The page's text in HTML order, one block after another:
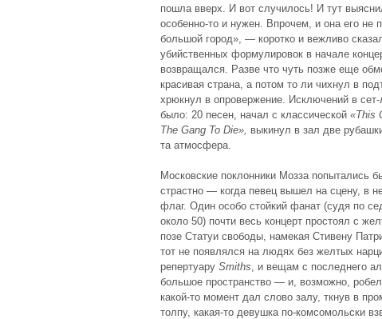
пошла вверх. И вот случилось! И тут
особенно-то и нужен. Впрочем, и она его не
большой город», — коротко и вежливо
убийственных формулировок в начале
возвращался. Разве что чуть позже еще
красивая страна, а потом то ли чихнул в
хрюкнул в опровержение. Исключений в
было: 20 песен, начал с классической «This
The Gang To Die», выкинул в зал две
та атмосфера.
Московские поклонники Мозза попытались
страстно — когда певец вышел на сцену, в
флаг. Один особо стойкий фанат (судя по
около 50) почти весь концерт простоял с
позе Статуи свободы, намекая Стивену
тот не появлялся на людях без желтых
репертуару Smiths, и вещам с последнего
большое пространство — и, возможно,
какой-то момент дал слово залу, ткнув в
толпу, какая-то девушка по-комсомольски